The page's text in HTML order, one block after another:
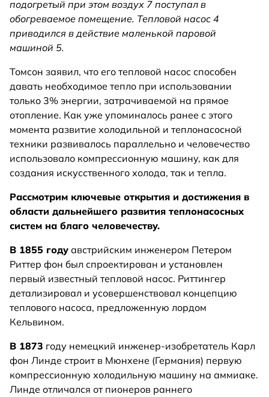
подогретый при этом воздух 7 поступал в
обогреваемое помещение. Тепловой насос 4
приводился в действие маленькой паровой
машиной 5.
Томсон заявил, что его тепловой насос способен
давать необходимое тепло при использовании
только 3% энергии, затрачиваемой на прямое
отопление. Как уже упоминалось ранее с этого
момента развитие холодильной и теплонасосной
техники развивалось параллельно и человечество
использовало компрессионную машину, как для
создания искусственного холода, так и тепла.
Рассмотрим ключевые открытия и достижения в
области дальнейшего развития теплонасосных
систем на благо человечеству.
В 1855 году австрийским инженером Петером
Риттер фон был спроектирован и установлен
первый известный тепловой насос. Риттингер
детализировал и усовершенствовал концепцию
теплового насоса, предложенную лордом
Кельвином.
В 1873 году немецкий инженер-изобретатель Карл
фон Линде строит в Мюнхене (Германия) первую
компрессионную холодильную машину на аммиаке.
Линде отличался от пионеров раннего